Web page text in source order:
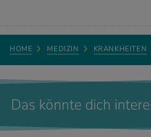
HOME MEDIZIN KRANKHEITEN
Das könnte dich